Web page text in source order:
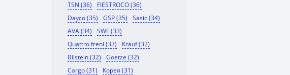
TSN (36)
FIESTROCO (36)
Dayco (35)
GSP (35)
Sasic (34)
AVA (34)
SWF (33)
Quattro freni (33)
Krauf (32)
Bilstein (32)
Goetze (32)
Cargo (31)
Корея (31)